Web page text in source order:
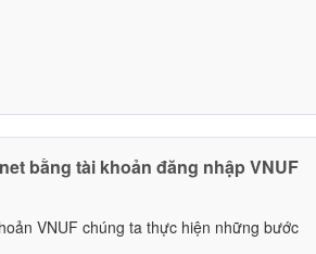
bằng tài khoản đăng nhập VNUF
VNUF chúng ta thực hiện những bước